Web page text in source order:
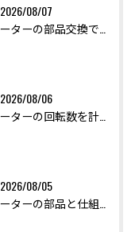
2026/08/07
2026/08/06
2026/08/05